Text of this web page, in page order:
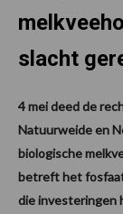
slacht
4 mei deed de
Natuurweide en
biologische
betreft het
die investeringen